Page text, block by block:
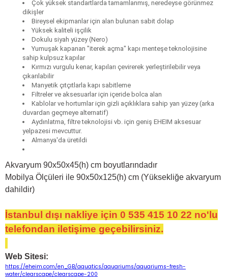
Çok yüksek standartlarda tamamlanmış, neredeyse görünmez
dikişler
Bireysel ekipmanlar için alan bulunan sabit dolap
Yüksek kaliteli işçilik
Dokulu siyah yüzey (Nero)
Yumuşak kapanan "iterek açma" kapı menteşe teknolojisine
sahip kulpsuz kapılar
Kırmızı vurgulu kenar, kapıları çevirerek yerleştirilebilir veya
çıkarılabilir
Manyetik çıtçıtlarla kapı sabitleme
Filtreler ve aksesuarlar için içeride bolca alan
Kablolar ve hortumlar için gizli açıklıklara sahip yan yüzey (arka
duvardan geçmeye alternatif)
Aydınlatma, filtre teknolojisi vb. için geniş EHEIM aksesuar
yelpazesi mevcuttur.
Almanya'da üretildi
Akvaryum 90x50x45(h) cm boyutlarındadır
Mobilya Ölçüleri ile 90x50x125(h) cm (Yüksekliğe akvaryum
dahildir)
İstanbul dışı nakliye için 0 535 415 10 22 no'lu
telefondan iletişime geçebilirsiniz.
Web Sitesi:
https://eheim.com/en_GB/aquatics/aquariums/aquariums-fresh-
water/clearscape/clearscape-200